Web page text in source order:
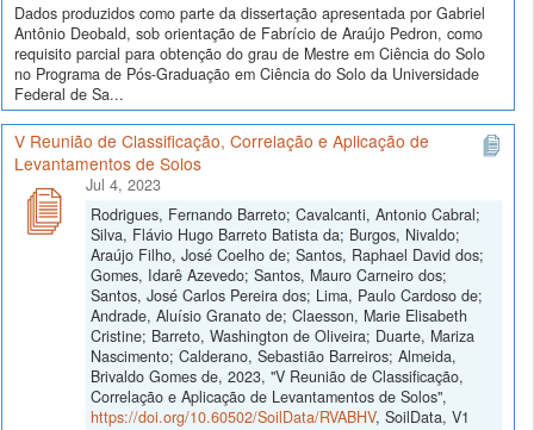
Dados produzidos como parte da dissertação apresentada por Gabriel
Antônio Deobald, sob orientação de Fabrício de Araújo Pedron, como
requisito parcial para obtenção do grau de Mestre em Ciência do Solo
no Programa de Pós-Graduação em Ciência do Solo da Universidade
Federal de Sa...
V Reunião de Classificação, Correlação e Aplicação de
Levantamentos de Solos
Jul 4, 2023
Rodrigues, Fernando Barreto; Cavalcanti, Antonio Cabral;
Silva, Flávio Hugo Barreto Batista da; Burgos, Nivaldo;
Araújo Filho, José Coelho de; Santos, Raphael David dos;
Gomes, Idarê Azevedo; Santos, Mauro Carneiro dos;
Santos, José Carlos Pereira dos; Lima, Paulo Cardoso de;
Andrade, Aluísio Granato de; Claesson, Marie Elisabeth
Cristine; Barreto, Washington de Oliveira; Duarte, Mariza
Nascimento; Calderano, Sebastião Barreiros; Almeida,
Brivaldo Gomes de, 2023, "V Reunião de Classificação,
Correlação e Aplicação de Levantamentos de Solos",
https://doi.org/10.60502/SoilData/RVABHV, SoilData, V1